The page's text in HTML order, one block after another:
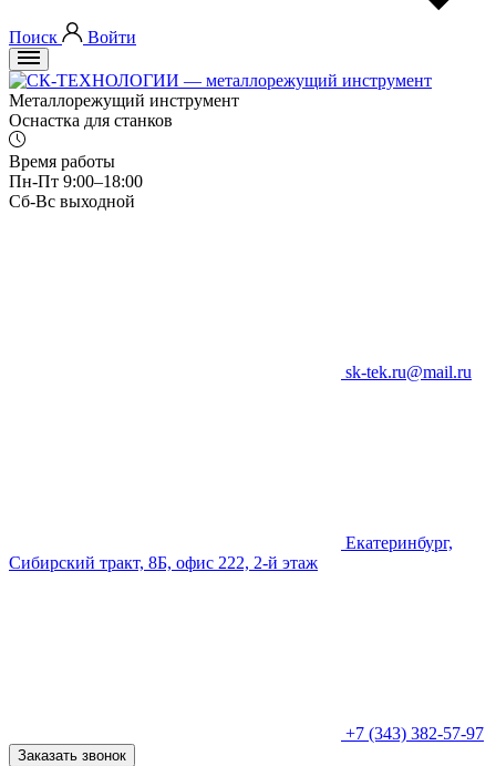
Поиск Войти
Металлорежущий инструмент
Оснастка для станков
Время работы
Пн-Пт 9:00–18:00
Сб-Вс выходной
sk-tek.ru@mail.ru
Екатеринбург,
Сибирский тракт, 8Б, офис 222, 2-й этаж
+7 (343) 382-57-97
Заказать звонок